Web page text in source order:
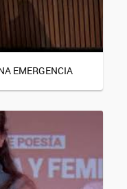
EMERGENCIA